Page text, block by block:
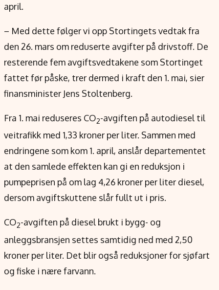
april.
– Med dette følger vi opp Stortingets vedtak fra
den 26. mars om reduserte avgifter på drivstoff. De
resterende fem avgiftsvedtakene som Stortinget
fattet før påske, trer dermed i kraft den 1. mai, sier
finansminister Jens Stoltenberg.
Fra 1. mai reduseres CO2-avgiften på autodiesel til
veitrafikk med 1,33 kroner per liter. Sammen med
endringene som kom 1. april, anslår departementet
at den samlede effekten kan gi en reduksjon i
pumpeprisen på om lag 4,26 kroner per liter diesel,
dersom avgiftskuttene slår fullt ut i pris.
CO2-avgiften på diesel brukt i bygg- og
anleggsbransjen settes samtidig ned med 2,50
kroner per liter. Det blir også reduksjoner for sjøfart
og fiske i nære farvann.